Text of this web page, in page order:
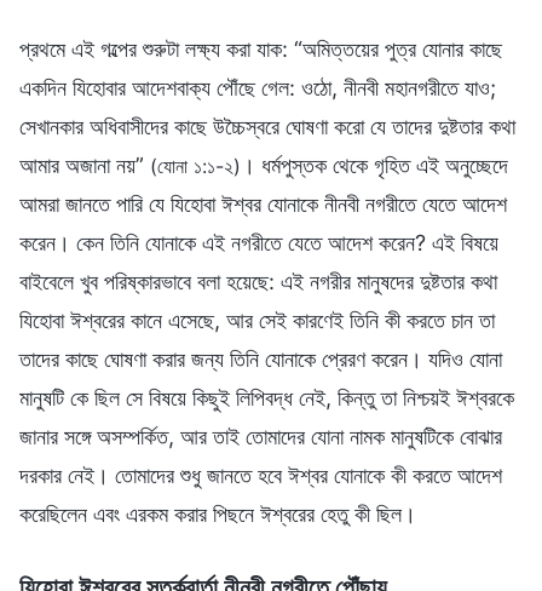
প্রথমে এই গল্পের শুরুটা লক্ষ্য করা যাক: “অমিত্তয়ের পুত্র যোনার কাছে
একদিন যিহোবার আদেশবাক্য পৌঁছে গেল: ওঠো, নীনবী মহানগরীতে যাও;
সেখানকার অধিবাসীদের কাছে উচ্চৈস্বরে ঘোষণা করো যে তাদের দুষ্টতার কথা
আমার অজানা নয়” (যোনা ১:১-২) । ধর্মপুস্তক থেকে গৃহিত এই অনুচ্ছেদে
আমরা জানতে পারি যে যিহোবা ঈশ্বর যোনাকে নীনবী নগরীতে যেতে আদেশ
করেন। কেন তিনি যোনাকে এই নগরীতে যেতে আদেশ করেন? এই বিষয়ে
বাইবেলে খুব পরিষ্কারভাবে বলা হয়েছে: এই নগরীর মানুষদের দুষ্টতার কথা
যিহোবা ঈশ্বরের কানে এসেছে, আর সেই কারণেই তিনি কী করতে চান তা
তাদের কাছে ঘোষণা করার জন্য তিনি যোনাকে প্রেরণ করেন। যদিও যোনা
মানুষটি কে ছিল সে বিষয়ে কিছুই লিপিবদ্ধ নেই, কিন্তু তা নিশ্চয়ই ঈশ্বরকে
জানার সঙ্গে অসম্পর্কিত, আর তাই তোমাদের যোনা নামক মানুষটিকে বোঝার
দরকার নেই। তোমাদের শুধু জানতে হবে ঈশ্বর যোনাকে কী করতে আদেশ
করেছিলেন এবং এরকম করার পিছনে ঈশ্বরের হেতু কী ছিল।